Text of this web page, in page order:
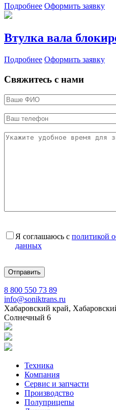
Подробнее Оформить заявку
Втулка вала
Подробнее Оформить заявку
Свяжитесь с нами
Я соглашаюсь с политикой
данных
8 800 550 73 89
info@soniktrans.ru
Хабаровский край,
Солнечный 6
Техника
Компания
Сервис и запчасти
Производство
Полуприцепы